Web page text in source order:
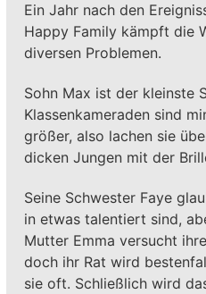
Ein Jahr nach den
Happy Family kämpft die
diversen Problemen.
Sohn Max ist der kleinste
Klassenkameraden sind
größer, also lachen sie
dicken Jungen mit der
Seine Schwester Faye
in etwas talentiert sind,
Mutter Emma versucht
doch ihr Rat wird
sie oft. Schließlich wird